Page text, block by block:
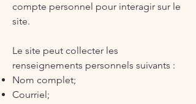
compte personnel pour interagir sur le
site.
Le site peut collecter les
renseignements personnels suivants :
Nom complet;
Courriel;